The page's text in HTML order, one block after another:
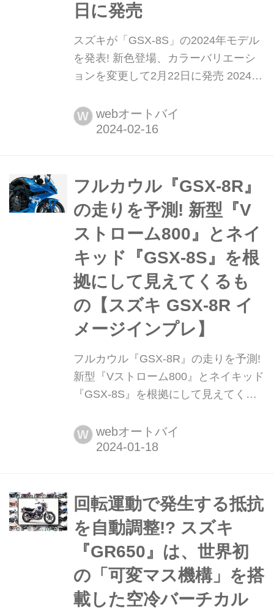
日に発売
スズキが「GSX-8S」の2024年モデル
を発表! 新色登場、カラーバリエーシ
ョンを変更して2月22日に発売 2024年
ポーツ「GSX-8S」の2024年モデルを
発表した。
W webオートバイ
フルカウル『GSX-8R』
の走りを予測! 新型『V
ストローム800』とネイ
キッド『GSX-8S』を根
拠にして見えてくるも
の【スズキ GSX-8R イ
メージインプレ】
フルカウル『GSX-8R』の走りを予測!
新型『Vストローム800』とネイキッド
『GSX-8S』を根拠にして見えてくる
レ】 ついに国内仕様が発表されたフル
カウルスポーツ『GSX-8R』ですが、
どんな走りをするバイクになるかを予
測してみました!
W webオートバイ
回転運動で発生する抵抗
を自動調整!?︎ スズキ
『GR650』は、世界初
の「可変マス機構」を搭
載した空冷バーチカル